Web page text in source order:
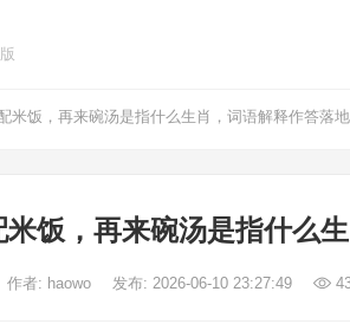
米饭，再来碗汤是指什么生肖，词语解释作答落地
饭，再来碗汤是指什么
作者: haowo 发布: 2026-06-10 23:27:49